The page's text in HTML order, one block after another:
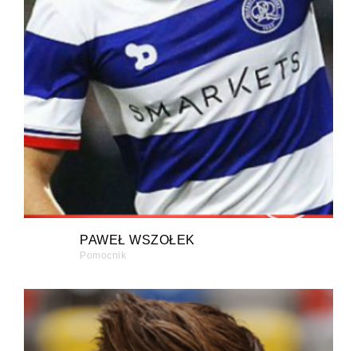
PAWEŁ WSZOŁEK
Pomocnik